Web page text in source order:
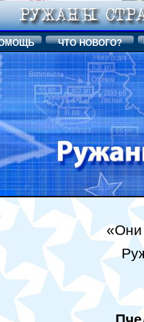
ЧТО НОВОГО?
«Они